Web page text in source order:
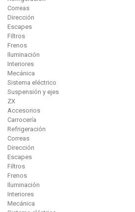
Correas
Dirección
Escapes
Filtros
Frenos
Iluminación
Interiores
Mecánica
Sistema eléctrico
Suspensión y ejes
ZX
Accesorios
Carrocería
Refrigeración
Correas
Dirección
Escapes
Filtros
Frenos
Iluminación
Interiores
Mecánica